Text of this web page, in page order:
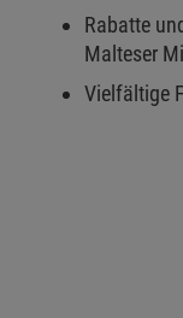
Rabatte
Malteser
Vielfältige